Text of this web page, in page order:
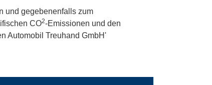
und gegebenenfalls zum
CO2-Emissionen und den
Automobil Treuhand GmbH'